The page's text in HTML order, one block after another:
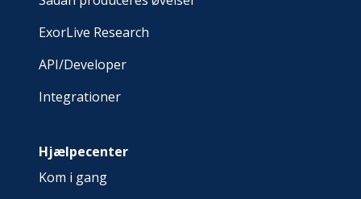
ExorLive Research
API/Developer
Integrationer
Hjælpecenter
Kom i gang